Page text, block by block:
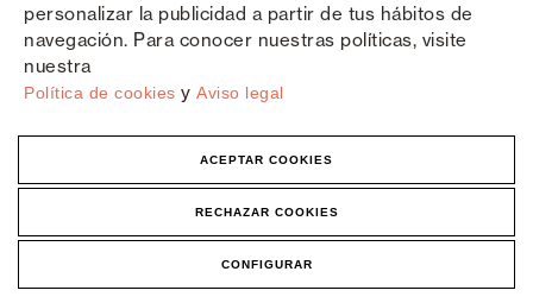
personalizar la publicidad a partir de tus hábitos de
navegación. Para conocer nuestras políticas, visite
nuestra
Política de cookies y Aviso legal
ACEPTAR COOKIES
RECHAZAR COOKIES
CONFIGURAR